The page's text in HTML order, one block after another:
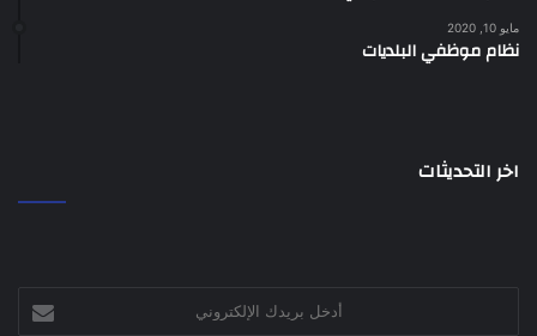
مايو 10, 2020
نظام موظفي البلديات
اخر التحديثات